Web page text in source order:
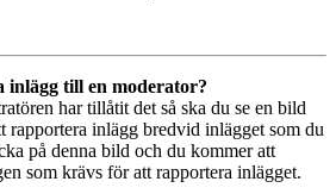
till en moderator?
har tillåtit det så ska du se en bild
rapportera inlägg bredvid inlägget som du
på denna bild och du kommer att
som krävs för att rapportera inlägget.